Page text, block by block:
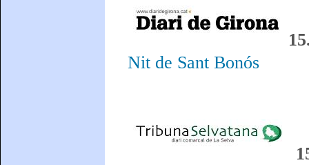
Nit de Sant Bonós